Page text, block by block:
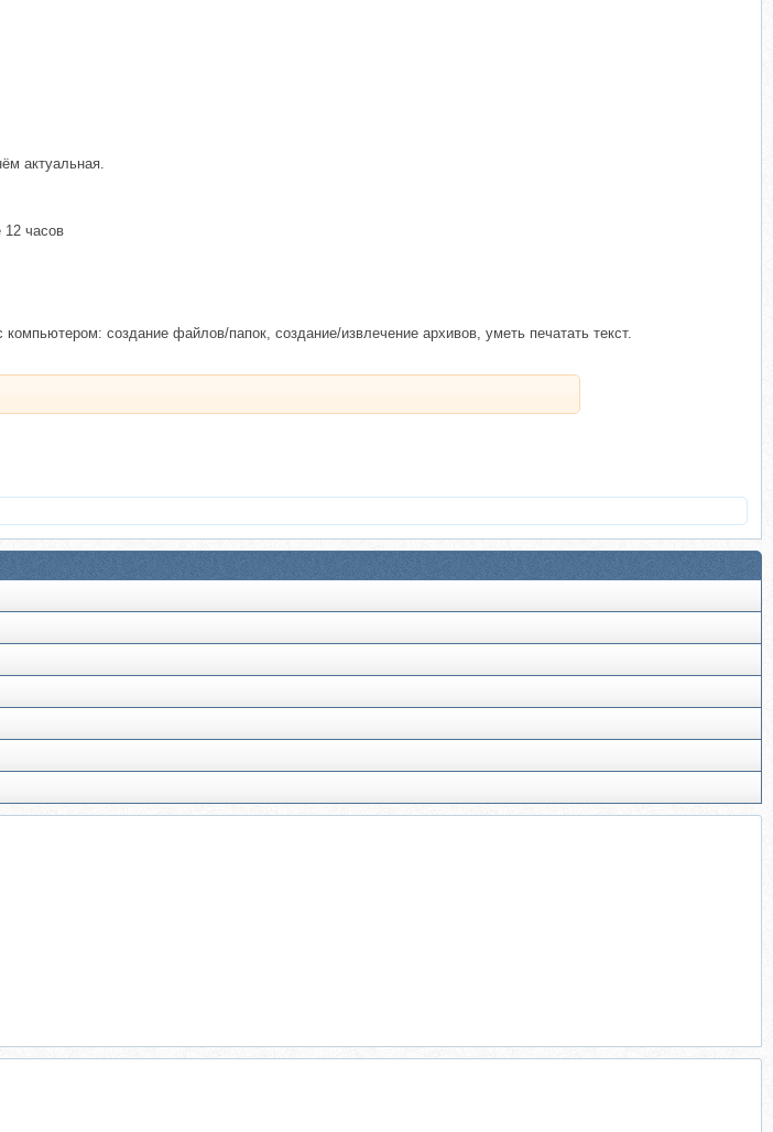
актуальная.
часов
создание файлов/папок, создание/извлечение архивов, уметь печатать текст.